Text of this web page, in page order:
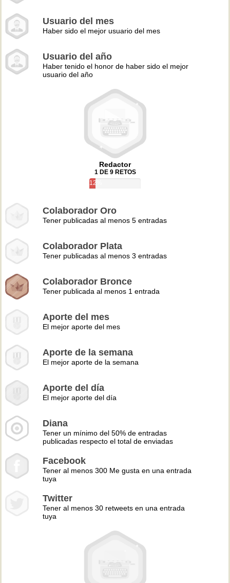
Usuario del mes
Haber sido el mejor usuario del mes
Usuario del año
Haber tenido el honor de haber sido el mejor
usuario del año
Redactor
1 DE 9 RETOS
12%
Colaborador Oro
Tener publicadas al menos 5 entradas
Colaborador Plata
Tener publicadas al menos 3 entradas
Colaborador Bronce
Tener publicada al menos 1 entrada
Aporte del mes
El mejor aporte del mes
Aporte de la semana
El mejor aporte de la semana
Aporte del día
El mejor aporte del día
Diana
Tener un mínimo del 50% de entradas
publicadas respecto el total de enviadas
Facebook
Tener al menos 300 Me gusta en una entrada
tuya
Twitter
Tener al menos 30 retweets en una entrada
tuya